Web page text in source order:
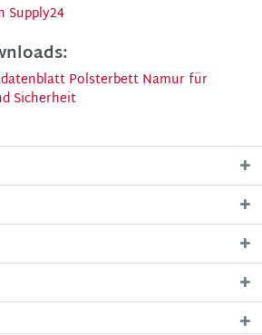
Supply24
Polsterbett Namur für
Sicherheit